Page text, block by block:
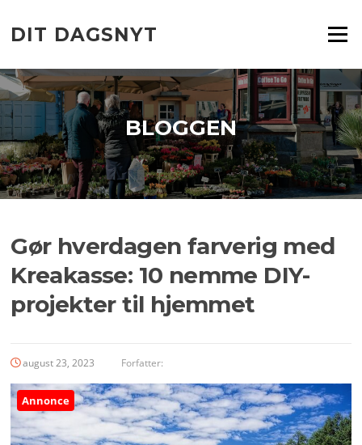
indhold
DIT DAGSNYT Menu
BLOGGEN
Gør hverdagen farverig med
Kreakasse: 10 nemme DIY-
projekter til hjemmet
august 23, 2023 Forfatter:
Annonce